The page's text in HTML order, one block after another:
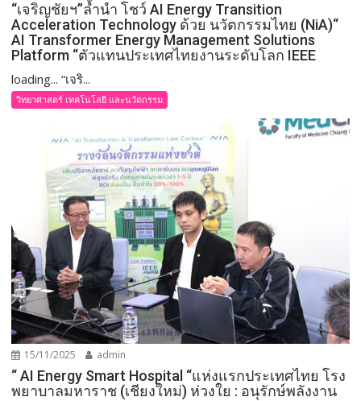
“เจริญชัยฯ”ล้ำนำ โชว์ AI Energy Transition
Acceleration Technology ด้วย นวัตกรรมไทย (NiA)“
AI Transformer Energy Management Solutions
Platform “ตัวแทนประเทศไทยงานระดับโลก IEEE
loading... “เจริ...
วิทยาศาสตร์ เทคโนโลยี และนวัตกรรม
15/11/2025 admin
“ AI Energy Smart Hospital “แห่งแรกประเทศไทย โรง
พยาบาลมหาราช (เชียงใหม่) ห่วงใย : อนุรักษ์พลังงาน